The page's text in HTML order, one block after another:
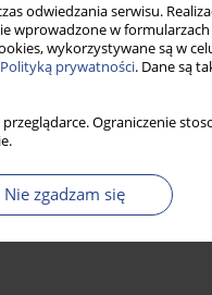
odwiedzania serwisu.
wprowadzone w
wykorzystywane są w
Polityką prywatności. Dane są
Ograniczenie
Nie zgadzam się